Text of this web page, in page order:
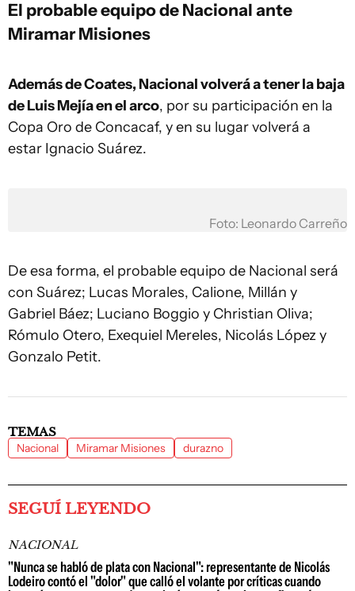
El probable equipo de Nacional ante
Miramar Misiones
Además de Coates, Nacional volverá a tener la baja
de Luis Mejía en el arco, por su participación en la
Copa Oro de Concacaf, y en su lugar volverá a
estar Ignacio Suárez.
Foto: Leonardo Carreño
De esa forma, el probable equipo de Nacional será
con Suárez; Lucas Morales, Calione, Millán y
Gabriel Báez; Luciano Boggio y Christian Oliva;
Rómulo Otero, Exequiel Mereles, Nicolás López y
Gonzalo Petit.
TEMAS
Nacional Miramar Misiones durazno
SEGUÍ LEYENDO
NACIONAL
"Nunca se habló de plata con Nacional": representante de Nicolás
Lodeiro contó el "dolor" que calló el volante por críticas cuando